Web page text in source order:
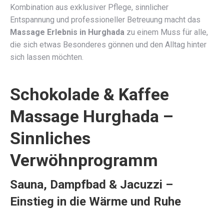
Kombination aus exklusiver Pflege, sinnlicher
Entspannung und professioneller Betreuung macht das
Massage Erlebnis in Hurghada zu einem Muss für alle,
die sich etwas Besonderes gönnen und den Alltag hinter
sich lassen möchten.
Schokolade & Kaffee
Massage Hurghada –
Sinnliches
Verwöhnprogramm
Sauna, Dampfbad & Jacuzzi –
Einstieg in die Wärme und Ruhe